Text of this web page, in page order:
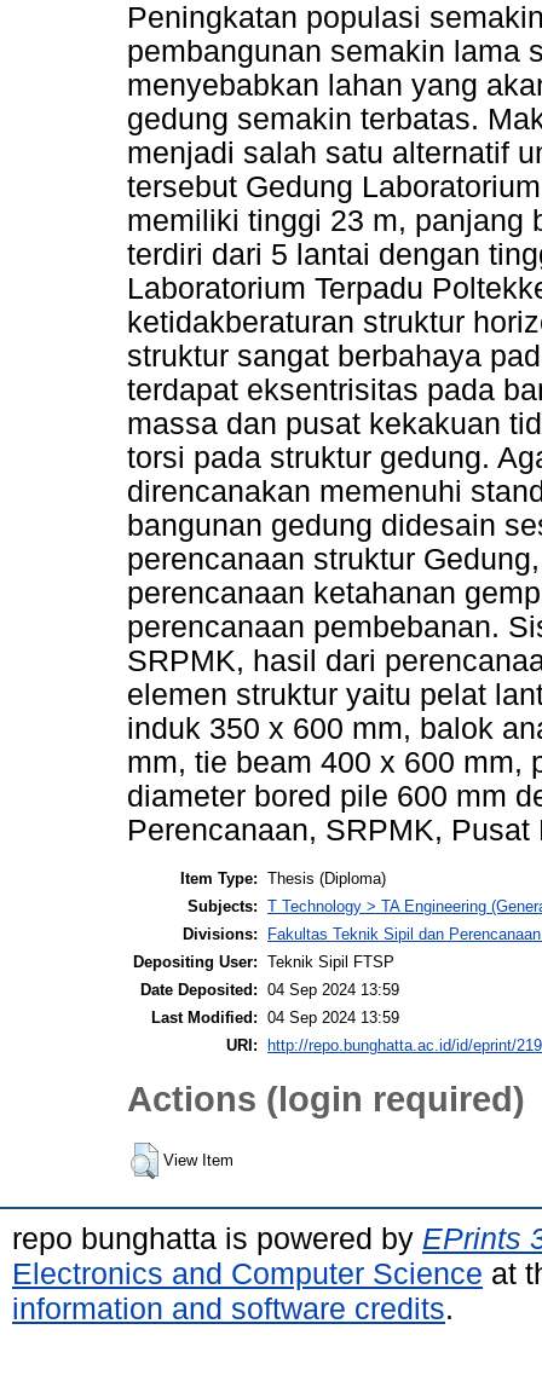
Peningkatan populasi
pembangunan semakin lama
menyebabkan lahan yang
gedung semakin terbatas.
menjadi salah satu alternatif
tersebut Gedung
memiliki tinggi 23 m, panjang
terdiri dari 5 lantai dengan
Laboratorium Terpadu
ketidakberaturan struktur
struktur sangat berbahaya
terdapat eksentrisitas pada
massa dan pusat kekakuan
torsi pada struktur gedung.
direncanakan memenuhi
bangunan gedung didesain
perencanaan struktur
perencanaan ketahanan
perencanaan pembebanan.
SRPMK, hasil dari
elemen struktur yaitu pelat
induk 350 x 600 mm, balok
mm, tie beam 400 x 600 mm,
diameter bored pile 600 mm
Perencanaan, SRPMK,
Item Type: Thesis (Diploma)
Subjects: T Technology > TA Engineering
Divisions:
Fakultas Teknik Sipil dan
Depositing User: Teknik Sipil FTSP
Date Deposited: 04 Sep 2024 13:59
Last Modified: 04 Sep 2024 13:59
URI:
http://repo.bunghatta.ac.id/id/eprint/
Actions (login required)
View Item
repo bunghatta is powered by EPrints
Electronics and Computer Science at
information and software credits.